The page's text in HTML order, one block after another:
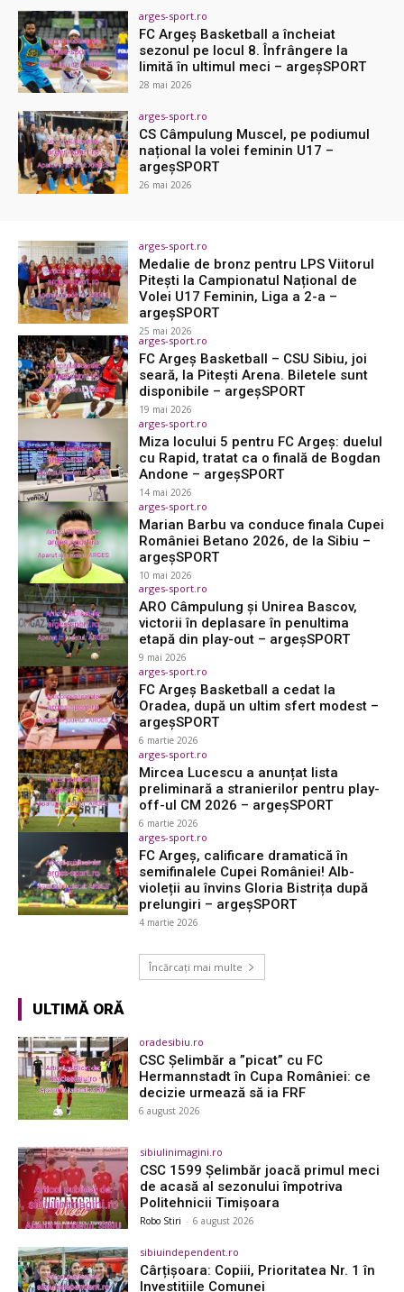
arges-sport.ro
FC Argeș Basketball a încheiat
sezonul pe locul 8. Înfrângere la
limită în ultimul meci – argeşSPORT
28 mai 2026
arges-sport.ro
CS Câmpulung Muscel, pe podiumul
național la volei feminin U17 –
argeşSPORT
26 mai 2026
arges-sport.ro
Medalie de bronz pentru LPS Viitorul
Pitești la Campionatul Național de
Volei U17 Feminin, Liga a 2-a –
argeşSPORT
25 mai 2026
arges-sport.ro
FC Argeș Basketball – CSU Sibiu, joi
seară, la Pitești Arena. Biletele sunt
disponibile – argeşSPORT
19 mai 2026
arges-sport.ro
Miza locului 5 pentru FC Argeș: duelul
cu Rapid, tratat ca o finală de Bogdan
Andone – argeşSPORT
14 mai 2026
arges-sport.ro
Marian Barbu va conduce finala Cupei
României Betano 2026, de la Sibiu –
argeşSPORT
10 mai 2026
arges-sport.ro
ARO Câmpulung și Unirea Bascov,
victorii în deplasare în penultima
etapă din play-out – argeşSPORT
9 mai 2026
arges-sport.ro
FC Argeș Basketball a cedat la
Oradea, după un ultim sfert modest –
argeşSPORT
6 martie 2026
arges-sport.ro
Mircea Lucescu a anunțat lista
preliminară a stranierilor pentru play-
off-ul CM 2026 – argeşSPORT
6 martie 2026
arges-sport.ro
FC Argeș, calificare dramatică în
semifinalele Cupei României! Alb-
violeții au învins Gloria Bistrița după
prelungiri – argeşSPORT
4 martie 2026
Încărcați mai multe
ULTIMĂ ORĂ
oradesibiu.ro
CSC Șelimbăr a ”picat” cu FC
Hermannstadt în Cupa României: ce
decizie urmează să ia FRF
6 august 2026
sibiulinimagini.ro
CSC 1599 Șelimbăr joacă primul meci
de acasă al sezonului împotriva
Politehnicii Timișoara
Robo Stiri - 6 august 2026
sibiuindependent.ro
Cârțișoara: Copiii, Prioritatea Nr. 1 în
Investițiile Comunei